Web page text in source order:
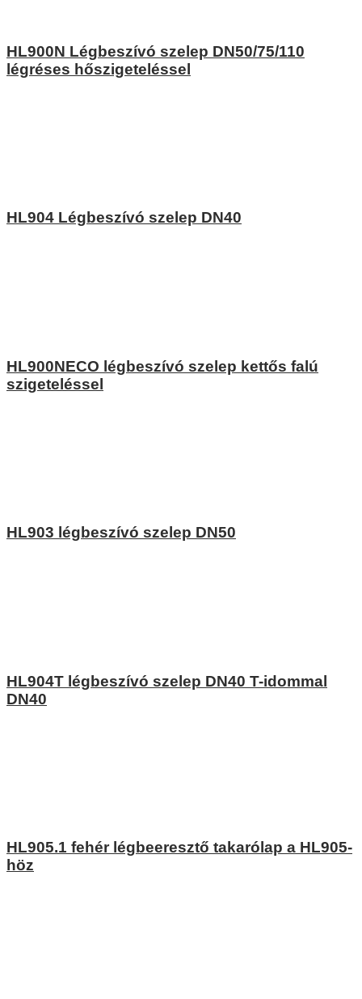
HL900N Légbeszívó szelep DN50/75/110
légréses hőszigeteléssel
HL904 Légbeszívó szelep DN40
HL900NECO légbeszívó szelep kettős falú
szigeteléssel
HL903 légbeszívó szelep DN50
HL904T légbeszívó szelep DN40 T-idommal
DN40
HL905.1 fehér légbeeresztő takarólap a HL905-
höz